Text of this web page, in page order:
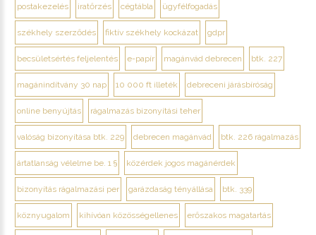
postakezelés iratőrzés cégtábla ügyfélfogadás
székhely szerződés fiktív székhely kockázat gdpr
becsületsértés feljelentés e-papír magánvád debrecen btk. 227
magánindítvány 30 nap 10 000 ft illeték debreceni járásbíróság
online benyújtás rágalmazás bizonyítási teher
valóság bizonyítása btk. 229 debrecen magánvád btk. 226 rágalmazás
ártatlanság vélelme be. 1 § közérdek jogos magánérdek
bizonyítás rágalmazási per garázdaság tényállása btk. 339
köznyugalom kihívóan közösségellenes erőszakos magatartás